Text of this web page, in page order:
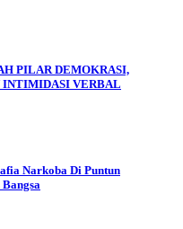
PILAR DEMOKRASI,
INTIMIDASI VERBAL
Narkoba Di Puntun